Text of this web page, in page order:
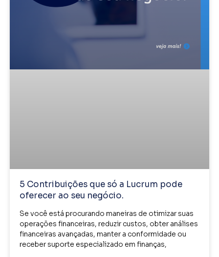
5 Contribuições que só a Lucrum pode
oferecer ao seu negócio.
Se você está procurando maneiras de otimizar suas
operações financeiras, reduzir custos, obter análises
financeiras avançadas, manter a conformidade ou
receber suporte especializado em finanças,